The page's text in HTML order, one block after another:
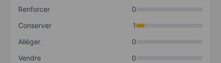
Renforcer
0
Conserver
1
Alléger
0
Vendre
0